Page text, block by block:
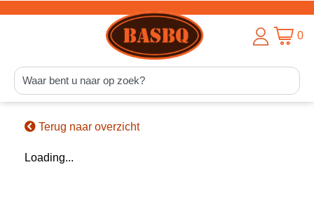
0
Terug naar overzicht
Loading...